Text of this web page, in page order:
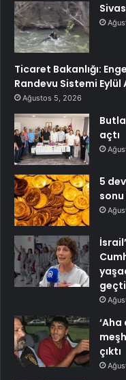
Ticaret Bakanlığı:
Randevu Sistemi
Ağustos 5, 2026
açtı
5
geçti
çıktı